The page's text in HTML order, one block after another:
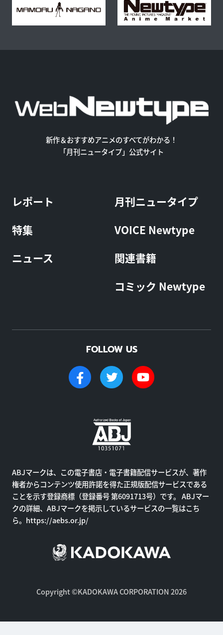
新作＆おすすめアニメのすべてがわかる！
「月刊ニュータイプ」公式サイト
レポート
特集
ニュース
月刊ニュータイプ
VOICE Newtype
関連書籍
コミック Newtype
FOLLOW US
ABJマークは、この電子書店・電子書籍配信サービスが、著作
権者からコンテンツ使用許諾を得た正規版配信サービスである
ことを示す登録商標（登録番号 第6091713号）です。 ABJマー
クの詳細、ABJマークを掲示しているサービスの一覧はこち
ら。 https://aebs.or.jp/
Copyright ©KADOKAWA CORPORATION 2026